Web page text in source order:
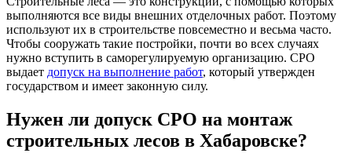
выполняются все виды внешних отделочных работ. Поэтому
используют их в строительстве повсеместно и весьма часто.
Чтобы сооружать такие постройки, почти во всех случаях
нужно вступить в саморегулируемую организацию. СРО
выдает допуск на выполнение работ, который утвержден
государством и имеет законную силу.
Нужен ли допуск СРО на монтаж
строительных лесов в Хабаровске?